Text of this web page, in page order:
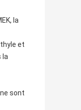
la
et
la
sont